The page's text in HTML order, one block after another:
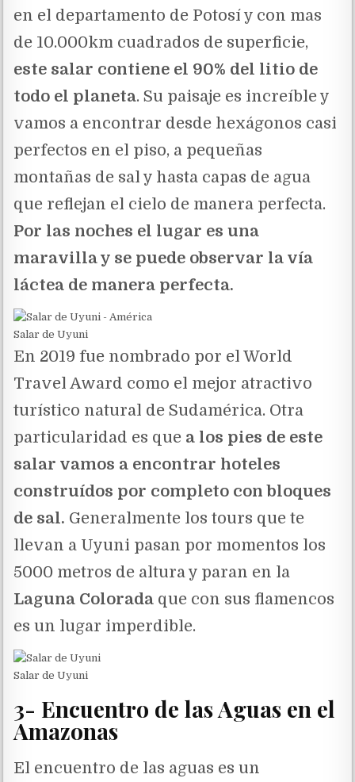
en el departamento de Potosí y con mas
de 10.000km cuadrados de superficie,
este salar contiene el 90% del litio de
todo el planeta. Su paisaje es increíble y
vamos a encontrar desde hexágonos casi
perfectos en el piso, a pequeñas
montañas de sal y hasta capas de agua
que reflejan el cielo de manera perfecta.
Por las noches el lugar es una
maravilla y se puede observar la vía
láctea de manera perfecta.
Salar de Uyuni
En 2019 fue nombrado por el World
Travel Award como el mejor atractivo
turístico natural de Sudamérica. Otra
particularidad es que a los pies de este
salar vamos a encontrar hoteles
construídos por completo con bloques
de sal. Generalmente los tours que te
llevan a Uyuni pasan por momentos los
5000 metros de altura y paran en la
Laguna Colorada que con sus flamencos
es un lugar imperdible.
Salar de Uyuni
3- Encuentro de las Aguas en el
Amazonas
El encuentro de las aguas es un